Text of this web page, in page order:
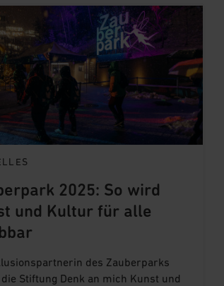
2025: So wird
und Kultur für alle
des Zauberparks
Stiftung Denk an mich Kunst und